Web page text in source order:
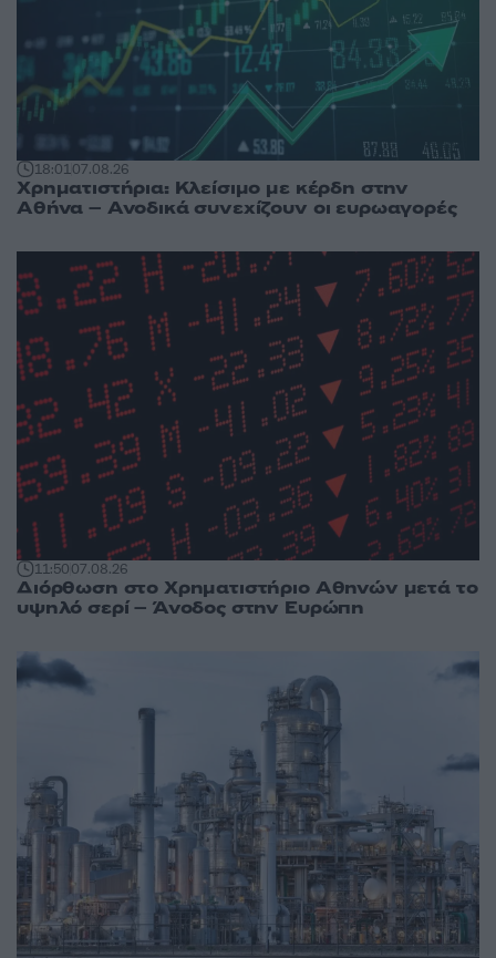
18:0107.08.26
Χρηματιστήρια: Κλείσιμο με κέρδη στην
Αθήνα – Ανοδικά συνεχίζουν οι ευρωαγορές
11:5007.08.26
Διόρθωση στο Χρηματιστήριο Αθηνών μετά το
υψηλό σερί – Άνοδος στην Ευρώπη